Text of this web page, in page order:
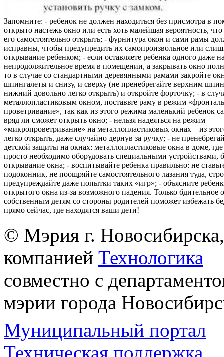
Запомните: - ребенок не должен находиться без присмотра в
открыто настежь окно или есть хоть малейшая вероятность,
его самостоятельно открыть; - фурнитура окон и сами рамы
исправны, чтобы предупредить их самопроизвольное или
открывание ребенком; - если оставляете ребенка одного даже
непродолжительное время в помещении, а закрывать окно
то в случае со стандартными деревянными рамами закройте
шпингалеты и снизу, и сверху (не пренебрегайте верхним
нижний довольно легко открыть) и откройте форточку; - в
металлопластиковым окном, поставьте раму в режим
проветривание», так как из этого режима маленький ребенок
вряд ли сможет открыть окно; - нельзя надеяться на режим
«микропроветривание» на металлопластиковых окнах – из
легко открыть, даже случайно дернув за ручку; - не
детской защиты на окнах: металлопластиковые окна в доме, где
просто необходимо оборудовать специальными
открывание окна; - воспитывайте ребенка правильно: не
подоконник, не поощряйте самостоятельного лазания туда,
предупреждайте даже попытки таких «игр»; - объясните
открытого окна из-за возможного падения. Только бдительное
собственным детям со стороны родителей поможет избежать
прямо сейчас, где находятся ваши дети!
© Мэрия г.
компанией Технологика
совместно с
мэрии города
Муниципальный портал